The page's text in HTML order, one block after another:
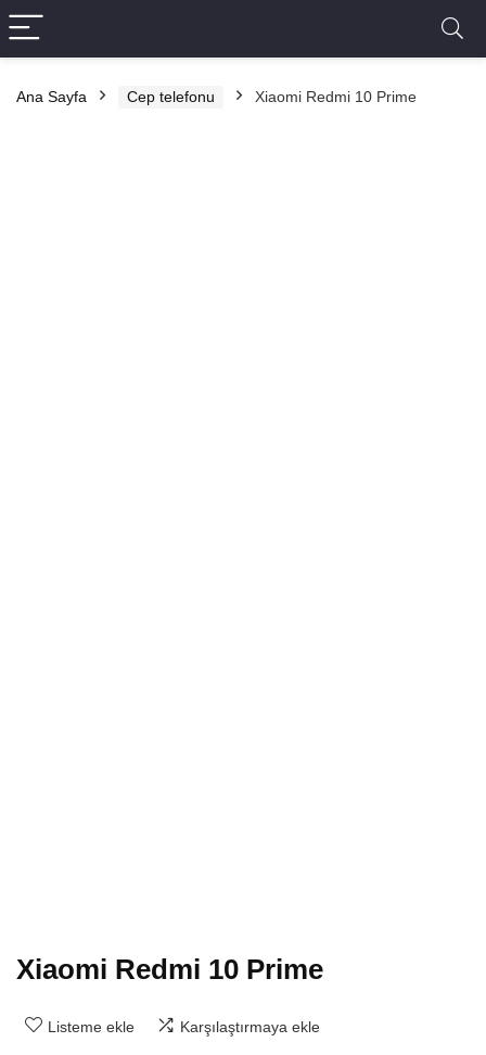
Ana Sayfa Cep telefonu Xiaomi Redmi 10 Prime
Xiaomi Redmi 10 Prime
Listeme ekle Karşılaştırmaya ekle